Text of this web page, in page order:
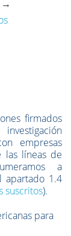
→
firmados
empresas
las líneas de
a
apartado 1.4
suscritos).
para